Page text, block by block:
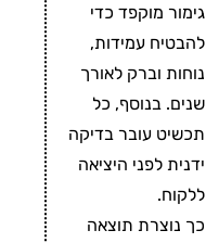
גימור מוקפד כדי
להבטיח עמידות,
נוחות וברק לאורך
שנים. בנוסף, כל
תכשיט עובר בדיקה
ידנית לפני היציאה
ללקוח.
כך נוצרת תוצאה